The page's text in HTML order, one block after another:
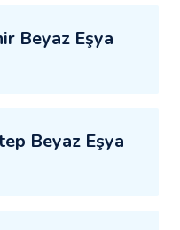
Beyaz Eşya
Beyaz Eşya